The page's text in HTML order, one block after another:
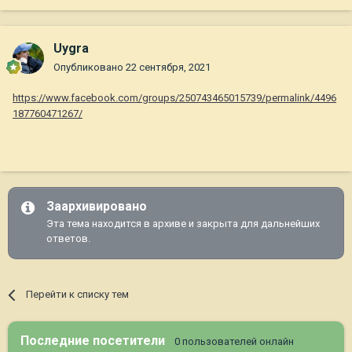
Uygra
Опубликовано 22 сентября, 2021
https://www.facebook.com/groups/250743465015739/permalink/4496
187760471267/
Заархивировано
Эта тема находится в архиве и закрыта для дальнейших
ответов.
Перейти к списку тем
Последние посетители 0 пользователей онлайн